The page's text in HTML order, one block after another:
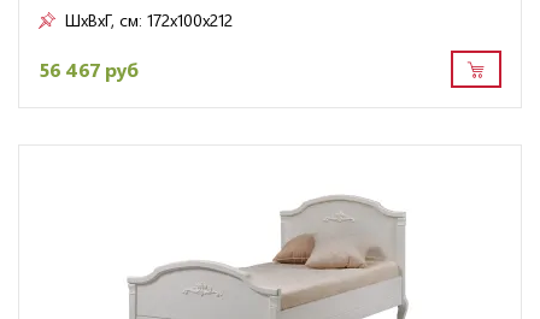
ШxВxГ, см: 172x100x212
56 467 руб